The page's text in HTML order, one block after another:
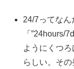
24/7ってなん
「”24hours/
ようにくつ
らしい。その